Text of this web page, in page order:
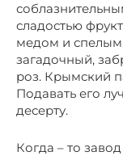
сладостью
медом и
загадочный,
роз. Крымский
Подавать его
десерту.
Когда – то